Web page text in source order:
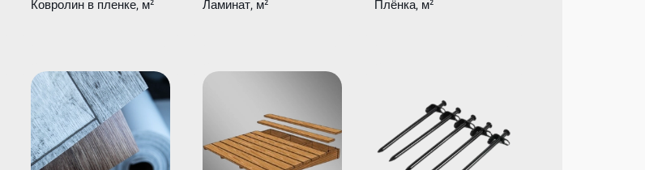
Ковролин в пленке, м² Ламинат, м² Плёнка, м²